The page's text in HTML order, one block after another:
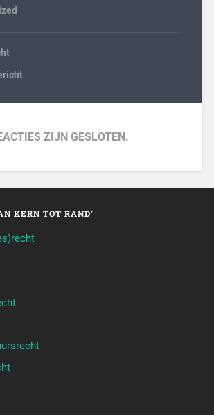
ZIJN GESLOTEN.
KERN TOT RAND’